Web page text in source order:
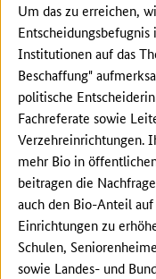
Um das zu erreichen,
Institutionen auf das
Beschaffung"
politische
Fachreferate sowie
Verzehreinrichtungen.
mehr Bio in
beitragen die
auch den Bio-Anteil
Einrichtungen zu
Schulen,
sowie Landes- und